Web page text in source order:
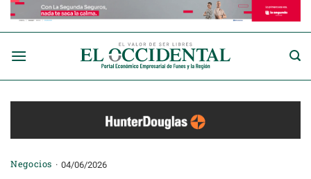
Saltar
Negocios 04/06/2026